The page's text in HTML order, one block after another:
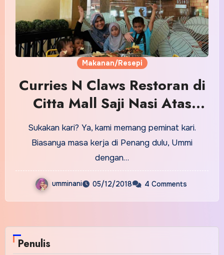
Makanan/Resepi
Curries N Claws Restoran di
Citta Mall Saji Nasi Atas
Daun Pisang @Banana Leaf
Sukakan kari? Ya, kami memang peminat kari.
Biasanya masa kerja di Penang dulu, Ummi
dengan…
umminani 05/12/2018 4 Comments
Penulis